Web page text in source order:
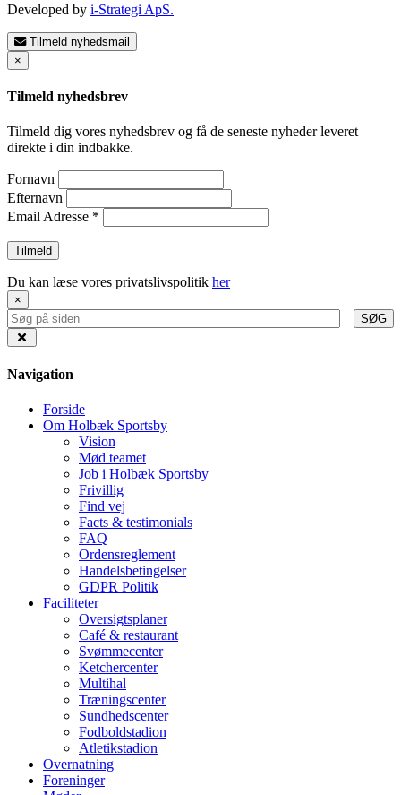
Developed by i-Strategi ApS.
Tilmeld nyhedsmail
×
Tilmeld nyhedsbrev
Tilmeld dig vores nyhedsbrev og få de seneste nyheder leveret
direkte i din indbakke.
Fornavn
Efternavn
Email Adresse *
Du kan læse vores privatslivspolitik her
×
SØG
Navigation
Forside
Om Holbæk Sportsby
Vision
Mød teamet
Job i Holbæk Sportsby
Frivillig
Find vej
Facts & testimonials
FAQ
Ordensreglement
Handelsbetingelser
GDPR Politik
Faciliteter
Oversigtsplaner
Café & restaurant
Svømmecenter
Ketchercenter
Multihal
Træningscenter
Sundhedscenter
Fodboldstadion
Atletikstadion
Overnatning
Foreninger